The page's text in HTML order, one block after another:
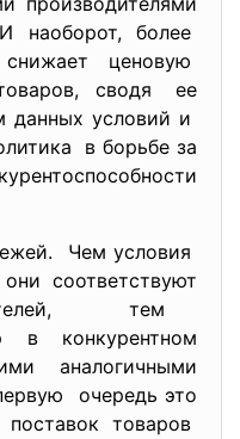
наоборот, более
ценовую
товаров, сводя ее
данных условий и
в борьбе за
Чем условия
соответствуют
тем
в конкурентном
аналогичными
очередь это
товаров